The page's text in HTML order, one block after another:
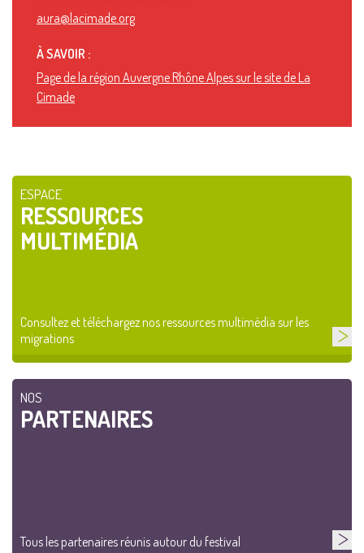
aura@lacimade.org
À SAVOIR :
Page de la région Auvergne Rhône Alpes sur le site de La
Cimade
ESPACE
RESSOURCES
MULTIMÉDIA
Consultez et téléchargez nos ressources multimédia sur les
migrations
NOS
PARTENAIRES
Tous les partenaires réunis autour du festival